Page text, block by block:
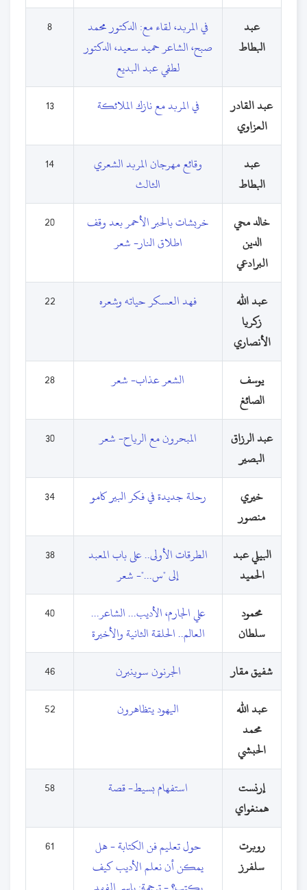
عبد
البطاط
في المربد، لقاء مع: الدكتور محمد
صبح، الشاعر حميد سعيد، الدكتور
لطفي عبد البديع
8
عبد القادر
العزاوي
في المربد مع نازك الملائكة 13
عبد
البطاط
وقائع مهرجان المربد الشعري
الثالث
14
خالد محي
الدين
البرادعي
خربشات بالحبر الأحمر بعد وقف
اطلاق النار- شعر
20
عبد الله
زكريا
الأنصاري
فهد العسكر حياته وشعره 22
يوسف
الصائغ
الشعر عذاب- شعر 28
عبد الرزاق
البصير
المبحرون مع الرياح- شعر 30
خيري
منصور
رحلة جديدة في فكر البير كامو 34
البيلي عبد
الحميد
الطرقات الأولى.. على باب المعبد
إلى "س..."- شعر
38
محمود
سلطان
علي الجارم، الأديب... الشاعر...
العالم.. الحلقة الثانية والأخيرة
40
شفيق مقار الجرنون سوينبرن
46
عبد الله
محمد
الحبشي
اليهود يتظاهرون 52
إرنست
همنغواي
استفهام بسيط- قصة 58
روبرت
سلفرز
حول تعليم فن الكتابة - هل
يمكن أن نعلم الأديب كيف
61